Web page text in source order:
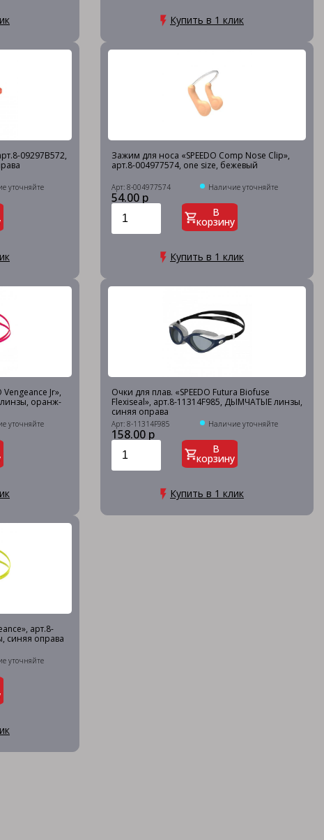
Купить в 1 клик
09297B572,
уточняйте
Зажим для носа «SPEEDO Comp Nose Clip»,
арт.8-004977574, one size, бежевый
Арт: 8-004977574 Наличие уточняйте
54.00 р
В
корзину
Купить в 1 клик
Vengeance Jr»,
оранж-
уточняйте
Очки для плав. «SPEEDO Futura Biofuse
Flexiseal», арт.8-11314F985, ДЫМЧАТЫЕ линзы,
синяя оправа
Арт: 8-11314F985 Наличие уточняйте
158.00 р
В
корзину
Купить в 1 клик
арт.8-
синяя оправа
уточняйте